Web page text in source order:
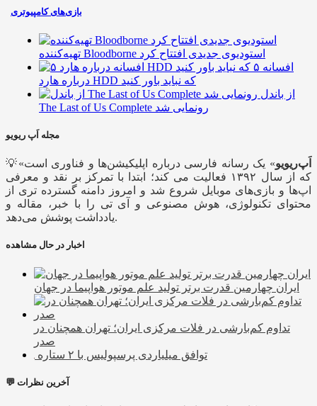
بازی‌های کامپیوتری
تهیه‌کننده Bloodborne استودیوی جدیدی افتتاح کرد
۵ افسانه
درباره هارد HDD که نباید باور کنید
از باندل
The Last of Us Complete رونمایی شد
مجله اَپ ریویو
💡« اَپ‌ریویو» یک رسانه فارسی درباره اپلیکیشن‌ها و فناوری است
که از سال ۱۳۹۲ فعالیت می کند؛ ابتدا با تمرکز بر نقد و معرفی
اپ‌ها و بازی‌های موبایل شروع شد و امروز دامنه گسترده تری از
محتوای تکنولوژی، هوش مصنوعی و آی تی را با خبر، مقاله و
یادداشت پوشش می‌دهد.
اخبار در حال مشاهده
ایران چهارمین قدرت برتر تولید علم موتور هواپیما در جهان
تداوم کم‌بارشی در فلات مرکزی ایران؛ تهران همچنان در
صدر
توافق میلیاردی پرسپولیس با ۲ ستاره
💬 آخرین نظرات